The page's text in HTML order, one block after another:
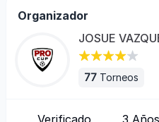
Organizador
JOSUE
77 Torneos
Verificado 3 Años